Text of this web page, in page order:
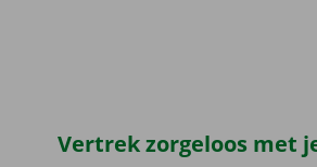
Vertrek zorgeloos met